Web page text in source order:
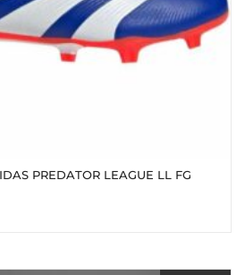
PREDATOR LEAGUE LL FG